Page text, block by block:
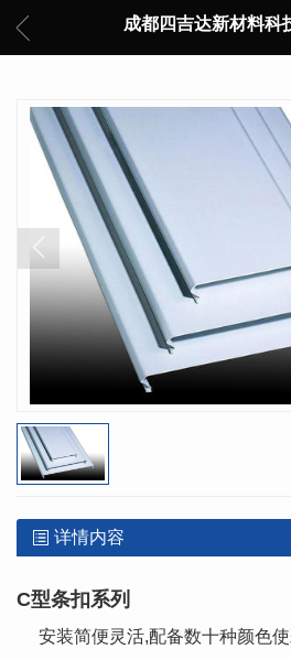
成都四吉达新材料科
详情内容
C型条扣系列
安装简便灵活,配备数十种颜色